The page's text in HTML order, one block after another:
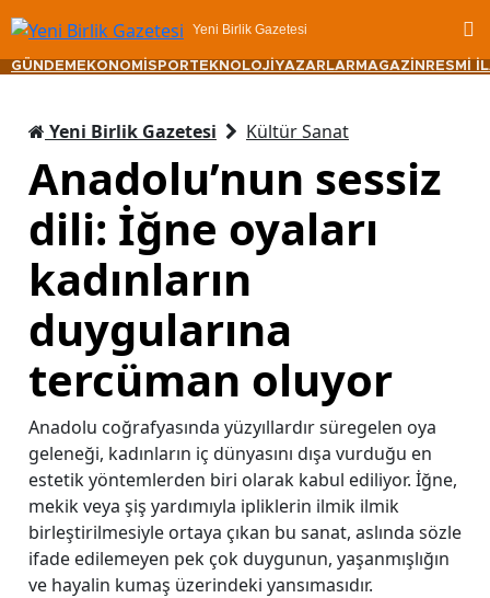
Yeni Birlik Gazetesi
GÜNDEM EKONOMİ SPORTEKNOLOJİ YAZARLAR MAGAZİN RESMİ
Yeni Birlik Gazetesi Kültür Sanat
Anadolu’nun sessiz
dili: İğne oyaları
kadınların
duygularına
tercüman oluyor
Anadolu coğrafyasında yüzyıllardır süregelen oya
geleneği, kadınların iç dünyasını dışa vurduğu en
estetik yöntemlerden biri olarak kabul ediliyor. İğne,
mekik veya şiş yardımıyla ipliklerin ilmik ilmik
birleştirilmesiyle ortaya çıkan bu sanat, aslında sözle
ifade edilemeyen pek çok duygunun, yaşanmışlığın
ve hayalin kumaş üzerindeki yansımasıdır.